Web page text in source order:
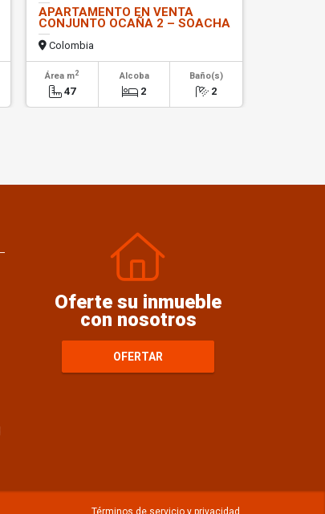
APARTAMENTO EN VENTA
CONJUNTO OCAÑA 2 – SOACHA
Colombia
Área m2
47
Alcoba
2
Baño(s)
2
Oferte su inmueble
con nosotros
OFERTAR
Términos de servicio y privacidad